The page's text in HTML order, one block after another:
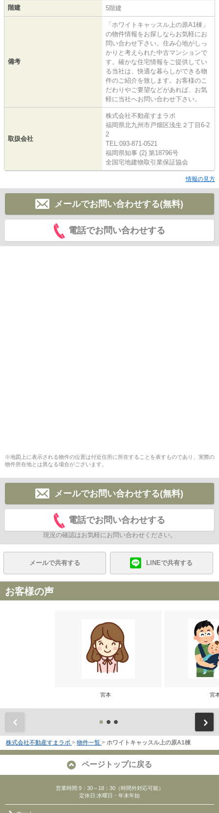
階建 5階建
備考
「ホワイトキャッスル上の原A1棟」
の物件情報をお探しならお気軽にお
問い合わせ下さい。住み心地がしっ
かりと考えられた中古マンションで
す。確かな住宅情報をご提供してい
る当社は、快適な暮らしができる物
件のご紹介を致します。お客様のこ
だわりやご要望などがあれば、お気
軽に当社へお問い合わせ下さい。
取扱会社
株式会社不動産すまラボ
福岡県北九州市戸畑区浅生２丁目6-2
2
TEL:093-871-0521
福岡県知事 (2) 第18796号
全国宅地建物取引業保証協会
情報の見方
メールでお問い合わせする(無料)
電話でお問い合わせする
※地図上に表示される物件の位置は付近住所に所在することを表すものであり、実際の
物件所在地とは異なる場合がございます。
メールでお問い合わせする(無料)
電話でお問い合わせする
現況の確認はお気軽にお問い合わせください。
メールで共有する LINEで共有する
お客様の声
宮本 宮
株式会社不動産すまラボ > 物件一覧 > ホワイトキャッスル上の原A1棟
ページトップに戻る
営業時間:9：30～18：30（時間外対応可能）
定休日:水曜日・年末年始